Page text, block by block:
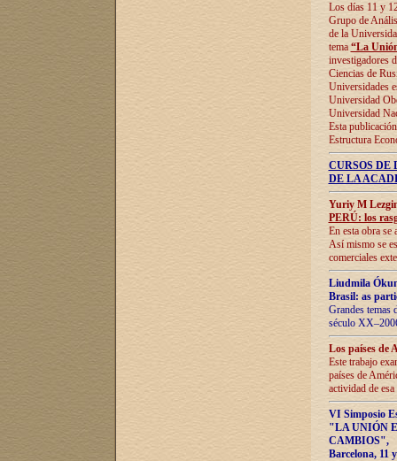
Los días 11 y
Grupo de
de la
tema “La
investigadores
Ciencias de
Universidades
Universidad
Universidad
Esta
Estructura
CURSOS
DE LA
Yuriy M
PERÚ: los
En esta obra se
Así mismo se
comerciales
Liudmila
Brasil: as
Grandes temas
século
Los países de
Este trabajo
países de
actividad de
VI Simposio
"LA UNIÓN
CAMBIOS",
Barcelona, 11